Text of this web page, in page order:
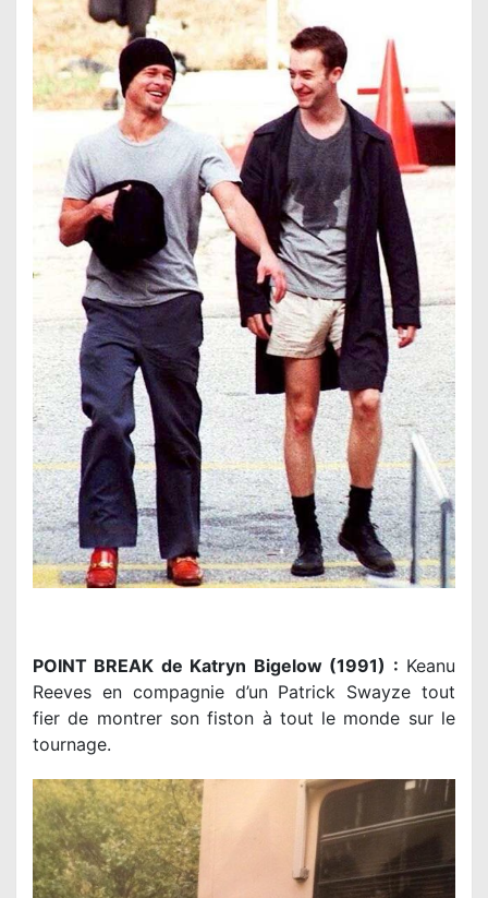
POINT BREAK de Katryn Bigelow (1991) : Keanu
Reeves en compagnie d’un Patrick Swayze tout
fier de montrer son fiston à tout le monde sur le
tournage.